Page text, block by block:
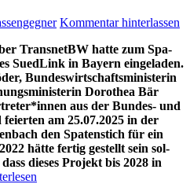
Kommentar hinterlassen
Trans­netBW hat­te zum Spa­
Sued­Link in Bay­ern ein­ge­la­den.
Bun­des­wirt­schafts­mi­nis­te­rin
Doro­thea Bär
aus der Bun­­des- und
am 25.07.2025 in der
den Spa­ten­stich für ein
hät­te fer­tig gestellt sein sol­
die­ses Pro­jekt bis 2028 in